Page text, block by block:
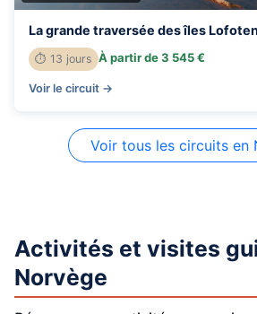
La grande traversée des îles Lofoten
⏱ 13 jours À partir de 3 545 €
Voir le circuit →
Voir tous les circuits en
Activités et visites
Norvège